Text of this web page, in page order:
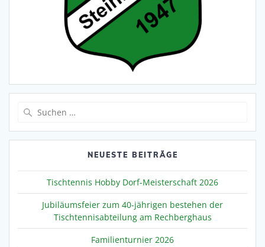
NEUESTE BEITRÄGE
Tischtennis Hobby Dorf-Meisterschaft 2026
Jubiläumsfeier zum 40-jährigen bestehen der
Tischtennisabteilung am Rechberghaus
Familienturnier 2026